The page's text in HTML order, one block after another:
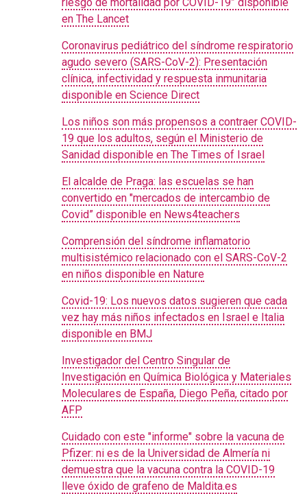
en The Lancet
Coronavirus pediátrico del síndrome respiratorio
agudo severo (SARS-CoV-2): Presentación
clínica, infectividad y respuesta inmunitaria
disponible en Science Direct
Los niños son más propensos a contraer COVID-
19 que los adultos, según el Ministerio de
Sanidad disponible en The Times of Israel
El alcalde de Praga: las escuelas se han
convertido en "mercados de intercambio de
Covid” disponible en News4teachers
Comprensión del síndrome inflamatorio
multisistémico relacionado con el SARS-CoV-2
en niños disponible en Nature
Covid-19: Los nuevos datos sugieren que cada
vez hay más niños infectados en Israel e Italia
disponible en BMJ
Investigador del Centro Singular de
Investigación en Química Biológica y Materiales
Moleculares de España, Diego Peña, citado por
AFP
Cuidado con este "informe" sobre la vacuna de
Pfizer: ni es de la Universidad de Almería ni
demuestra que la vacuna contra la COVID-19
lleve óxido de grafeno de Maldita.es